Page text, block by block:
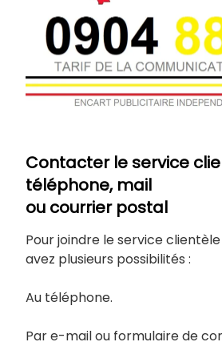
Contacter le service
téléphone, mail
ou courrier postal
Pour joindre le service clientèle
avez plusieurs possibilités :
Au téléphone.
Par e-mail ou formulaire de